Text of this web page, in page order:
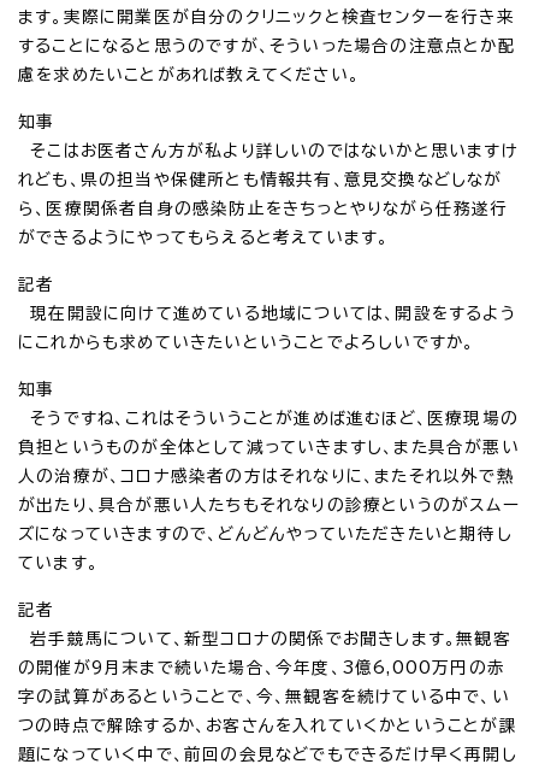
ます。実際に開業医が自分のクリニックと検査センターを行き来
することになると思うのですが、そういった場合の注意点とか配
慮を求めたいことがあれば教えてください。
知事
そこはお医者さん方が私より詳しいのではないかと思いますけ
れども、県の担当や保健所とも情報共有、意見交換などしなが
ら、医療関係者自身の感染防止をきちっとやりながら任務遂行
ができるようにやってもらえると考えています。
記者
現在開設に向けて進めている地域については、開設をするよう
にこれからも求めていきたいということでよろしいですか。
知事
そうですね、これはそういうことが進めば進むほど、医療現場の
負担というものが全体として減っていきますし、また具合が悪い
人の治療が、コロナ感染者の方はそれなりに、またそれ以外で熱
が出たり、具合が悪い人たちもそれなりの診療というのがスムー
ズになっていきますので、どんどんやっていただきたいと期待し
ています。
記者
岩手競馬について、新型コロナの関係でお聞きします。無観客
の開催が9月末まで続いた場合、今年度、3億6,000万円の赤
字の試算があるということで、今、無観客を続けている中で、い
つの時点で解除するか、お客さんを入れていくかということが課
題になっていく中で、前回の会見などでもできるだけ早く再開し